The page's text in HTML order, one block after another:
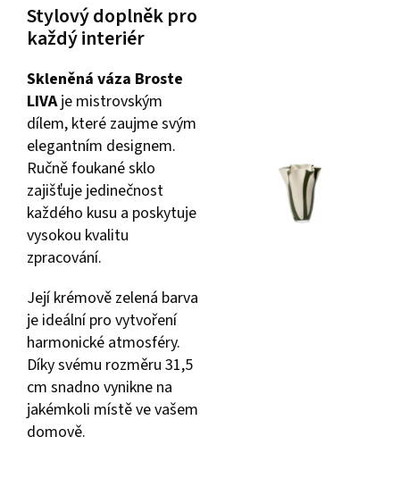
Stylový doplněk pro
každý interiér
Skleněná váza Broste
LIVAje mistrovským
dílem, které zaujme svým
elegantním designem.
Ručně foukané sklo
zajišťuje jedinečnost
každého kusu a poskytuje
vysokou kvalitu
zpracování.
Její krémově zelená barva
je ideální pro vytvoření
harmonické atmosféry.
Díky svému rozměru 31,5
cm snadno vynikne na
jakémkoli místě ve vašem
domově.